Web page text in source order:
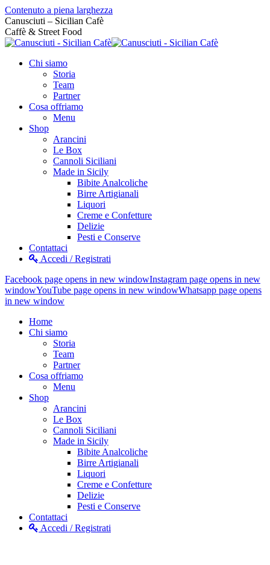
Contenuto a piena larghezza
Canusciuti – Sicilian Cafè
Caffè & Street Food
Chi siamo
Storia
Team
Partner
Cosa offriamo
Menu
Shop
Arancini
Le Box
Cannoli Siciliani
Made in Sicily
Bibite Analcoliche
Birre Artigianali
Liquori
Creme e Confetture
Delizie
Pesti e Conserve
Contattaci
Accedi / Registrati
Facebook page opens in new windowInstagram page opens in new
windowYouTube page opens in new windowWhatsapp page opens
in new window
Home
Chi siamo
Storia
Team
Partner
Cosa offriamo
Menu
Shop
Arancini
Le Box
Cannoli Siciliani
Made in Sicily
Bibite Analcoliche
Birre Artigianali
Liquori
Creme e Confetture
Delizie
Pesti e Conserve
Contattaci
Accedi / Registrati